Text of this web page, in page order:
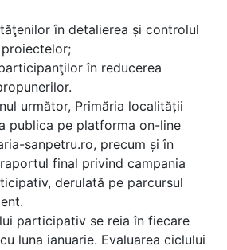
în detalierea și controlul
în reducerea
următor, Primăria localității
publica pe platforma on-line
sanpetru.ro, precum și în
final privind campania
derulată pe parcursul
participativ se reia în fiecare
luna ianuarie. Evaluarea ciclului